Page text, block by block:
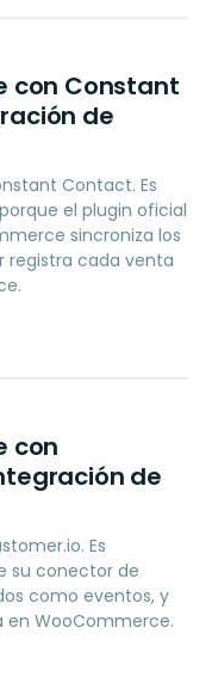
con Constant
de
Contact. Es
el plugin oficial
sincroniza los
registra cada venta
con
de
Es
su conector de
como eventos, y
en WooCommerce.